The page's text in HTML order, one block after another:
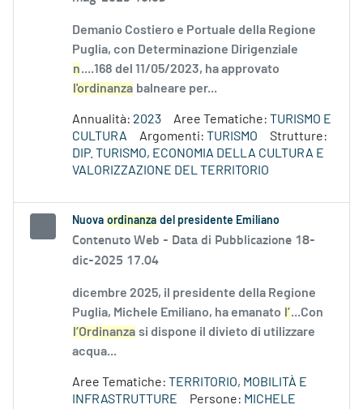
Demanio Costiero e Portuale della Regione
Puglia, con Determinazione Dirigenziale
n....168 del 11/05/2023, ha approvato
l'ordinanza balneare per...
Annualità: 2023 Aree Tematiche: TURISMO E
CULTURA
Argomenti: TURISMO
Strutture:
DIP. TURISMO, ECONOMIA DELLA CULTURA E
VALORIZZAZIONE DEL TERRITORIO
Nuova ordinanza del presidente Emiliano
Contenuto Web - Data di Pubblicazione 18-
dic-2025 17.04
dicembre 2025, il presidente della Regione
Puglia, Michele Emiliano, ha emanato l’...Con
l’Ordinanza si dispone il divieto di utilizzare
acqua...
Aree Tematiche: TERRITORIO, MOBILITÀ E
INFRASTRUTTURE
Persone: MICHELE